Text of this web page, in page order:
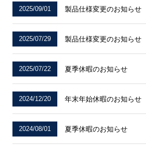
2025/09/01 製品仕様変更のお知らせ
2025/07/29 製品仕様変更のお知らせ
2025/07/22 夏季休暇のお知らせ
2024/12/20 年末年始休暇のお知らせ
2024/08/01 夏季休暇のお知らせ